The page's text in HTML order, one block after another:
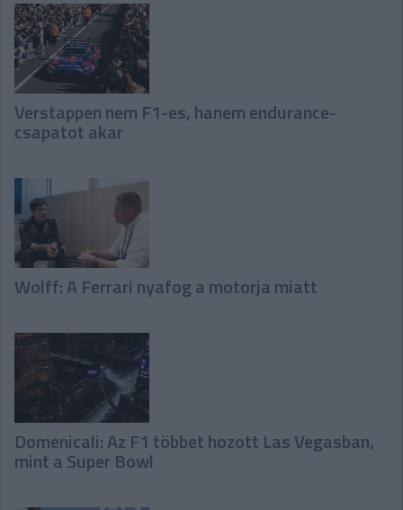
Verstappen nem F1-es, hanem endurance-
csapatot akar
Wolff: A Ferrari nyafog a motorja miatt
Domenicali: Az F1 többet hozott Las Vegasban,
mint a Super Bowl